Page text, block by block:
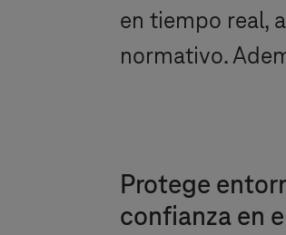
en tiempo real,
normativo.
Protege
confianza en